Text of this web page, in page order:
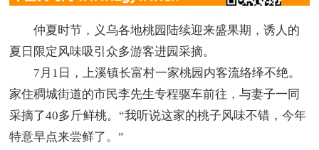
仲夏时节，义乌各地桃园陆续迎来盛果期，诱人的
夏日限定风味吸引众多游客进园采摘。
7月1日，上溪镇长富村一家桃园内客流络绎不绝。
家住稠城街道的市民李先生专程驱车前往，与妻子一同
采摘了40多斤鲜桃。“我听说这家的桃子风味不错，今年
特意早点来尝鲜了。”